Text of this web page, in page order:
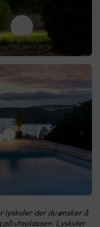
lyskuler der du ønsker å
uteplassen. Lyskuler